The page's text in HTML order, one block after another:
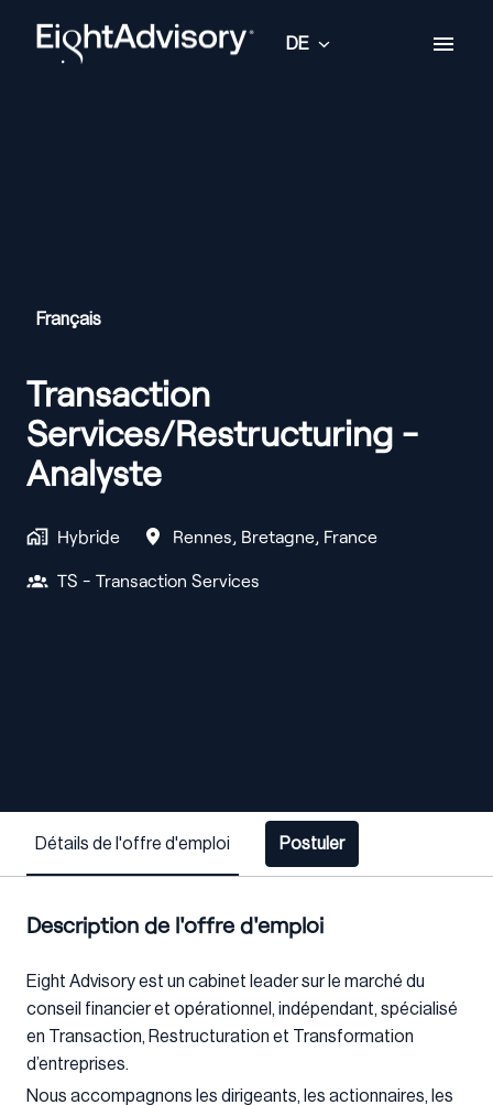
springen
Startseite
DE
Français
Transaction
Services/Restructuring -
Analyste
Hybride Rennes Bretagne France
TS - Transaction Services
Détails de l'offre d'emploi Postuler
Description de l'offre d'emploi
Eight Advisory est un cabinet leader sur le marché du
conseil financier et opérationnel, indépendant, spécialisé
en Transaction, Restructuration et Transformation
d’entreprises.
Nous accompagnons les dirigeants, les actionnaires, les